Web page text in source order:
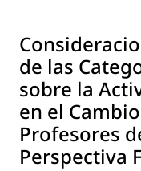
de las
sobre la
en el
Profesores
Perspectiva